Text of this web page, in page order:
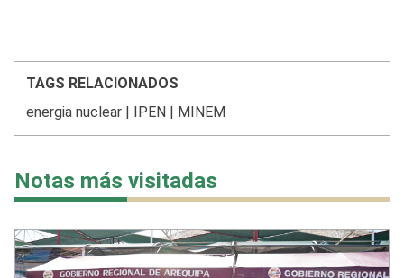
TAGS RELACIONADOS
energia nuclear| IPEN MINEM
Notas más visitadas